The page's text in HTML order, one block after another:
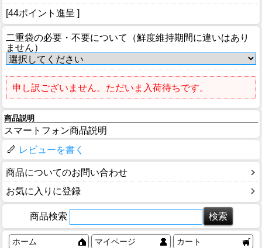
[44ポイント進呈 ]
二重袋の必要・不要について（鮮度維持期間に違いはあり
ません）
申し訳ございません。ただいま入荷待ちです。
商品説明
スマートフォン商品説明
レビューを書く
商品についてのお問い合わせ
お気に入りに登録
商品検索
ホーム マイページ カート